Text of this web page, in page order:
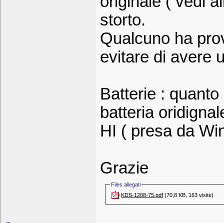
storto.
Qualcuno ha
evitare di avere
Batterie :
batteria
HI ( presa da
Grazie
Files allegati
KDS-1208-75.pdf‎ (70,8 KB, 163 visite)